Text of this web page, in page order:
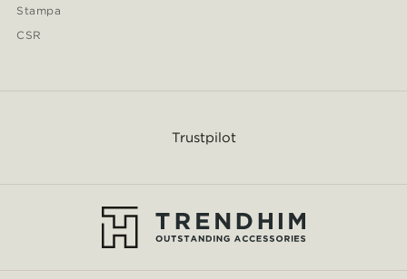
Stampa
CSR
Trustpilot